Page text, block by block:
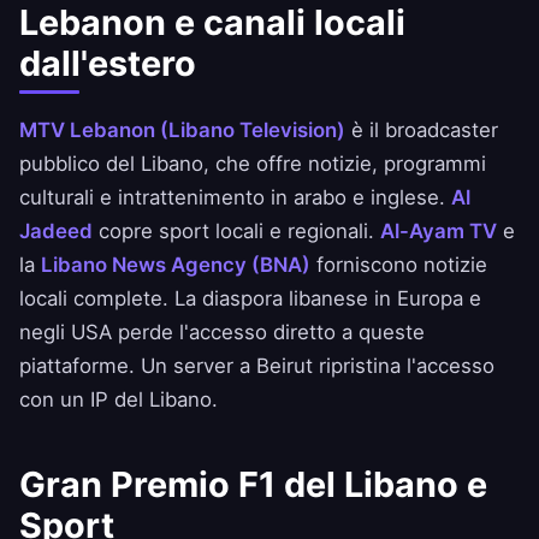
Lebanon e canali locali
dall'estero
MTV Lebanon (Libano Television) è il broadcaster
pubblico del Libano, che offre notizie, programmi
culturali e intrattenimento in arabo e inglese. Al
Jadeed copre sport locali e regionali. Al-Ayam TV e
la Libano News Agency (BNA) forniscono notizie
locali complete. La diaspora libanese in Europa e
negli USA perde l'accesso diretto a queste
piattaforme. Un server a Beirut ripristina l'accesso
con un IP del Libano.
Gran Premio F1 del Libano e
Sport